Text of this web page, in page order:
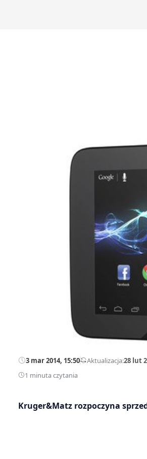
3 mar 2014, 15:50—Aktualizacja:28 lut
1 minuta czytania
Kruger&Matz rozpoczyna